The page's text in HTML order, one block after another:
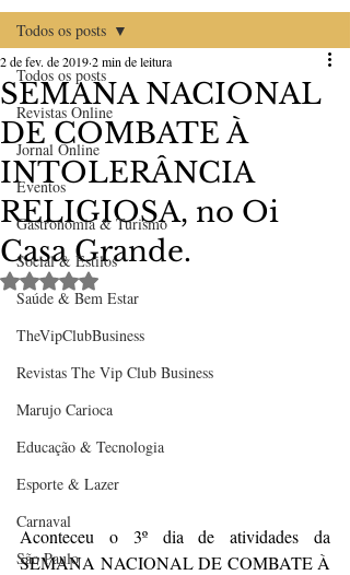
Todos os posts
Revistas Online
Jornal Online
Eventos
Gastronomia & Turismo
Social & Estilos
Saúde & Bem Estar
TheVipClubBusiness
Revistas The Vip Club Business
Marujo Carioca
Educação & Tecnologia
Esporte & Lazer
Carnaval
São Paulo
Todos os posts
SEMANA NACIONAL
DE COMBATE À
INTOLERÂNCIA
RELIGIOSA, no Oi
Casa Grande.
2 de fev. de 20192 min de leitura
Avaliado com NaN de 5 estrelas.
Aconteceu o 3º dia de atividades da
SEMANA NACIONAL DE COMBATE À